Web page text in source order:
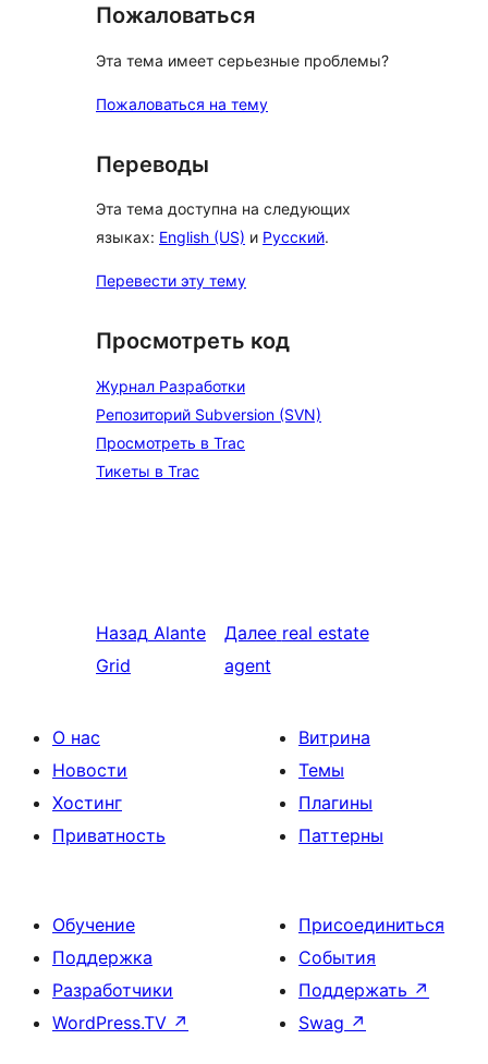
Пожаловаться
Эта тема имеет серьезные проблемы?
Пожаловаться на тему
Переводы
Эта тема доступна на следующих
языках: English (US) и Русский.
Перевести эту тему
Просмотреть код
Журнал Разработки
Репозиторий Subversion (SVN)
Просмотреть в Trac
Тикеты в Trac
Назад Alante
Grid
Далее real estate
agent
О нас
Новости
Хостинг
Приватность
Витрина
Темы
Плагины
Паттерны
Обучение
Поддержка
Разработчики
WordPress.TV ↗
Присоединиться
События
Поддержать ↗
Swag ↗